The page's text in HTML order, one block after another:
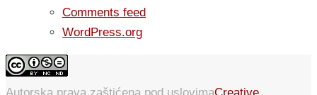
Comments feed
WordPress.org
Autorska prava zaštićena pod uslovimaCreative